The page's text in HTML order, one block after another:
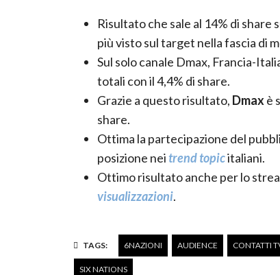
Risultato che sale al 14% di
più visto sul target nella fascia di
Sul solo canale Dmax, Francia-
totali con il 4,4% di share.
Grazie a questo risultato, Dmaxè
share.
Ottima la partecipazione del
posizione nei trend topicitaliani.
Ottimo risultato anche per lo
visualizzazioni.
TAGS: 6NAZIONI AUDIENCE CONTATTI
SIX NATIONS